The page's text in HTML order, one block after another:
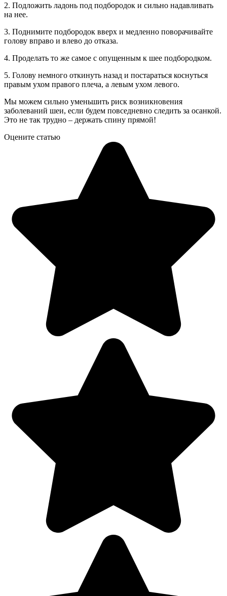
2. Подложить ладонь под подбородок и сильно надавливать
на нее.
3. Поднимите подбородок вверх и медленно поворачивайте
голову вправо и влево до отказа.
4. Проделать то же самое с опущенным к шее подбородком.
5. Голову немного откинуть назад и постараться коснуться
правым ухом правого плеча, а левым ухом левого.
Мы можем сильно уменьшить риск возникновения
заболеваний шеи, если будем повседневно следить за осанкой.
Это не так трудно – держать спину прямой!
Оцените статью